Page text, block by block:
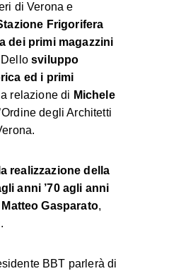
di Verona e
Frigorifera
dei primi magazzini
Dellosviluppo
ed i primi
relazione di Michele
degli Architetti
realizzazione della
anni ’70 agli anni
Matteo Gasparato,
BBT parlerà di